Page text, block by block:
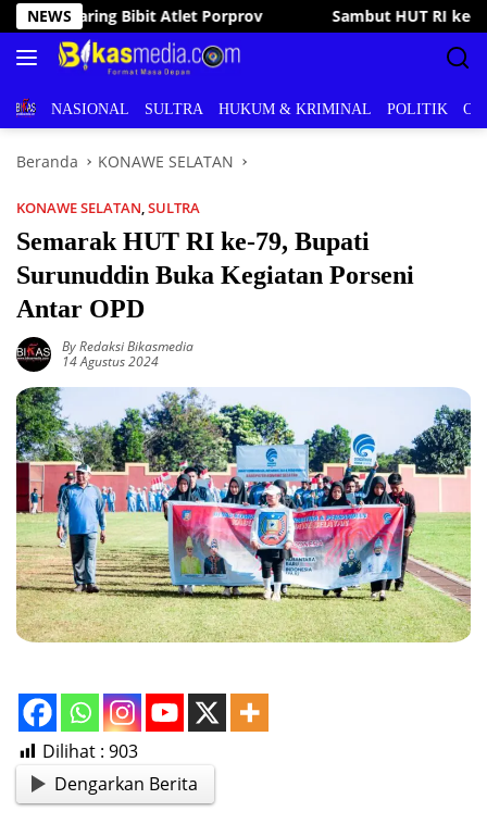
Langsung
ke
konten
NEWS
HUT RI ke-81, Bupati Irham Kalenggo Buka Porseni
BERITANASIONAL SULTRA HUKUM & KRIMINAL POLITIK
Beranda KONAWE SELATAN
KONAWE SELATAN,SULTRA
Semarak HUT RI ke-79, Bupati
Surunuddin Buka Kegiatan Porseni
Antar OPD
By Redaksi Bikasmedia
14 Agustus 2024
Dilihat : 903
Dengarkan Berita